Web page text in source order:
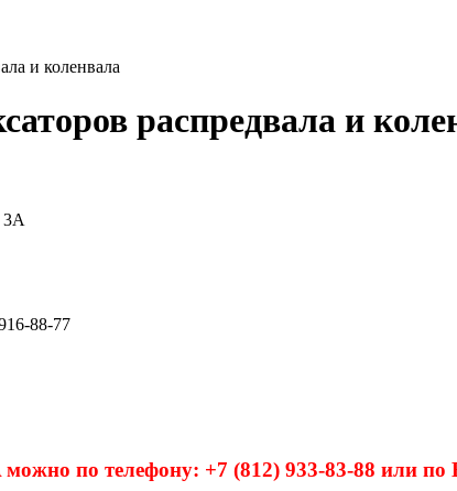
и коленвала
распредвала и
3А
88-77
по телефону: +7 (812) 933-83-88 или по